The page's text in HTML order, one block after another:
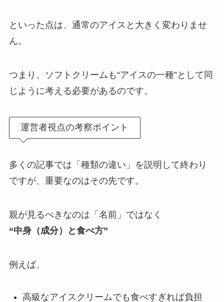
といった点は、通常のアイスと大きく変わりませ
ん。
つまり、ソフトクリームも“アイスの一種”として同
じように考える必要があるのです。
運営者視点の考察ポイント
多くの記事では「種類の違い」を説明して終わり
ですが、重要なのはその先です。
親が見るべきなのは「名前」ではなく
“中身（成分）と食べ方”
例えば、
高級なアイスクリームでも食べすぎれば負担